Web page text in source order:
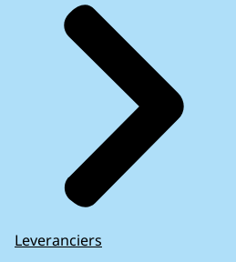
Leveranciers